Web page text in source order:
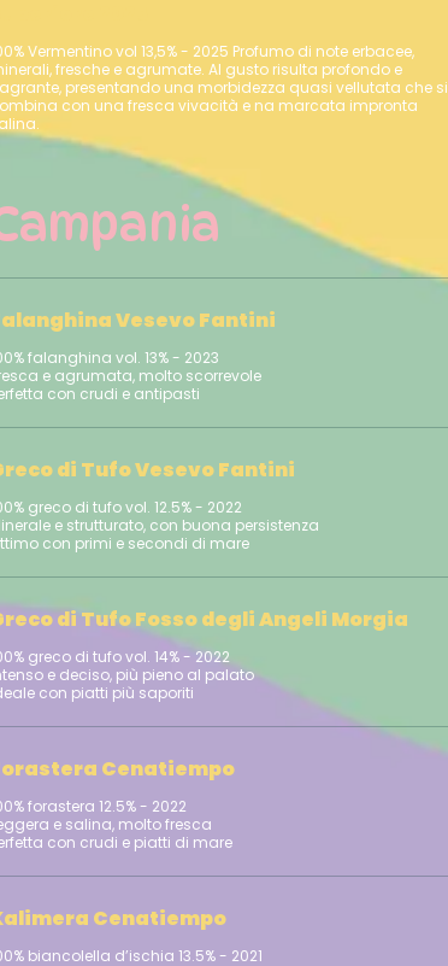
Vermentino vol 13,5% - 2025 Profumo di note erbacee,
fresche e agrumate. Al gusto risulta profondo e
presentando una morbidezza quasi vellutata che si
con una fresca vivacità e na marcata impronta
Vesevo Fantini
falanghina vol. 13% - 2023
e agrumata, molto scorrevole
di Tufo Vesevo Fantini
greco di tufo vol. 12.5% - 2022
e strutturato, con buona persistenza
Ottimo con primi e secondi di mare
di Tufo Fosso degli Angeli Morgia
greco di tufo vol. 14% - 2022
e deciso, più pieno al palato
Forastera Cenatiempo
forastera 12.5% - 2022
e salina, molto fresca
Perfetta con crudi e piatti di mare
Cenatiempo
biancolella d’ischia 13.5% - 2021